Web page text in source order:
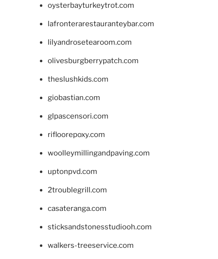
oysterbayturkeytrot.com
lafronterarestauranteybar.com
lilyandrosetearoom.com
olivesburgberrypatch.com
theslushkids.com
giobastian.com
glpascensori.com
rifloorepoxy.com
woolleymillingandpaving.com
uptonpvd.com
2troublegrill.com
casateranga.com
sticksandstonesstudiooh.com
walkers-treeservice.com